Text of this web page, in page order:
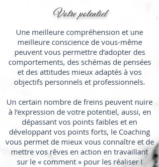
Votre potentiel
Une meilleure compréhension et une
meilleure conscience de vous-même
peuvent vous permettre d’adopter des
comportements, des schémas de pensées
et des attitudes mieux adaptés à vos
objectifs personnels et professionnels.
Un certain nombre de freins peuvent nuire
à l’expression de votre potentiel, aussi, en
dépassant vos points faibles et en
développant vos points forts, le Coaching
vous permet de mieux vous connaître et de
mettre vos rêves en action en travaillant
sur le « comment » pour les réaliser !